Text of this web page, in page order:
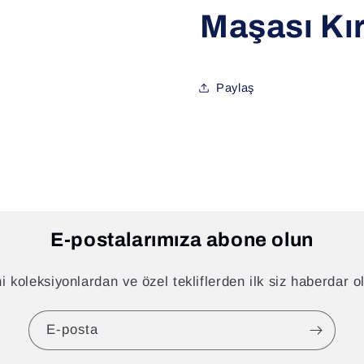
Maşası
Paylaş
E-postalarımıza abone olun
koleksiyonlardan ve özel tekliflerden ilk siz haberdar
E-posta